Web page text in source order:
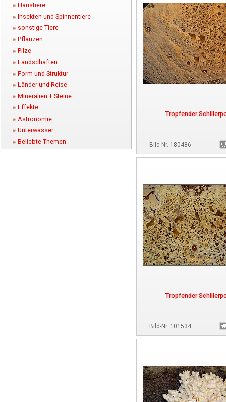
Haustiere
Insekten und Spinnentiere
sonstige Tiere
Pflanzen
Pilze
Landschaften
Form und Struktur
Länder und Reise
Mineralien + Steine
Effekte
Astronomie
Unterwasser
Beliebte Themen
Tropfender
Bild-Nr. 180486
Tropfender
Bild-Nr. 101534